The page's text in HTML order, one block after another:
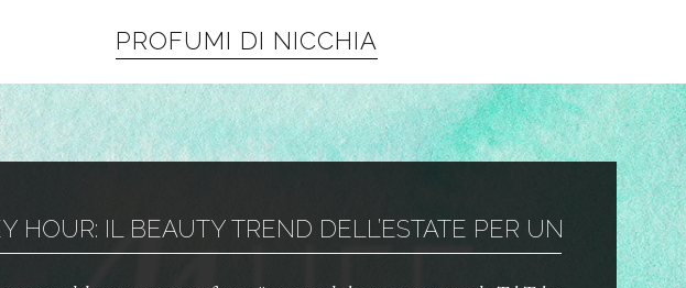
PROFUMI DI NICCHIA
HOUR: IL BEAUTY TREND DELL’ESTATE PER UN TRUCCO ...